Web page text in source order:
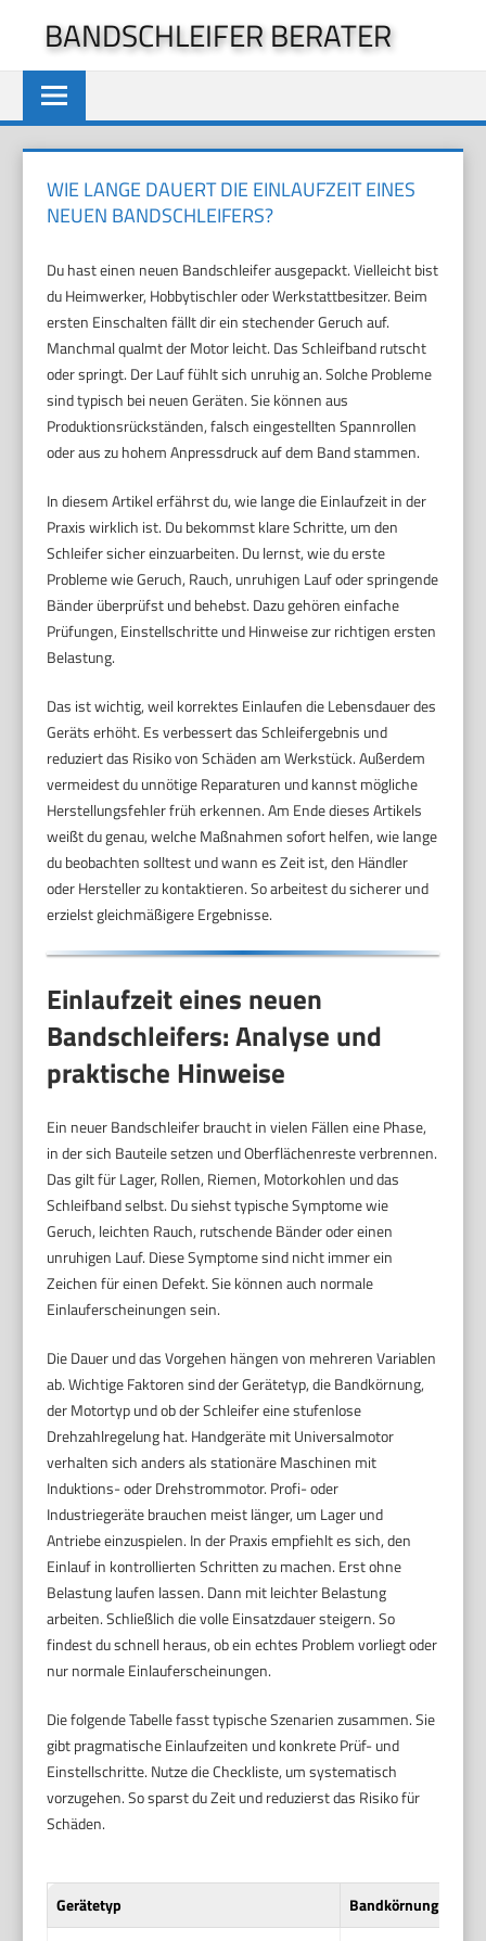
springen
BANDSCHLEIFER BERATER
WIE LANGE DAUERT DIE EINLAUFZEIT EINES
NEUEN BANDSCHLEIFERS?
Du hast einen neuen Bandschleifer ausgepackt. Vielleicht bist
du Heimwerker, Hobbytischler oder Werkstattbesitzer. Beim
ersten Einschalten fällt dir ein stechender Geruch auf.
Manchmal qualmt der Motor leicht. Das Schleifband rutscht
oder springt. Der Lauf fühlt sich unruhig an. Solche Probleme
sind typisch bei neuen Geräten. Sie können aus
Produktionsrückständen, falsch eingestellten Spannrollen
oder aus zu hohem Anpressdruck auf dem Band stammen.
In diesem Artikel erfährst du, wie lange die Einlaufzeit in der
Praxis wirklich ist. Du bekommst klare Schritte, um den
Schleifer sicher einzuarbeiten. Du lernst, wie du erste
Probleme wie Geruch, Rauch, unruhigen Lauf oder springende
Bänder überprüfst und behebst. Dazu gehören einfache
Prüfungen, Einstellschritte und Hinweise zur richtigen ersten
Belastung.
Das ist wichtig, weil korrektes Einlaufen die Lebensdauer des
Geräts erhöht. Es verbessert das Schleifergebnis und
reduziert das Risiko von Schäden am Werkstück. Außerdem
vermeidest du unnötige Reparaturen und kannst mögliche
Herstellungsfehler früh erkennen. Am Ende dieses Artikels
weißt du genau, welche Maßnahmen sofort helfen, wie lange
du beobachten solltest und wann es Zeit ist, den Händler
oder Hersteller zu kontaktieren. So arbeitest du sicherer und
erzielst gleichmäßigere Ergebnisse.
Einlaufzeit eines neuen
Bandschleifers: Analyse und
praktische Hinweise
Ein neuer Bandschleifer braucht in vielen Fällen eine Phase,
in der sich Bauteile setzen und Oberflächenreste verbrennen.
Das gilt für Lager, Rollen, Riemen, Motorkohlen und das
Schleifband selbst. Du siehst typische Symptome wie
Geruch, leichten Rauch, rutschende Bänder oder einen
unruhigen Lauf. Diese Symptome sind nicht immer ein
Zeichen für einen Defekt. Sie können auch normale
Einlauferscheinungen sein.
Die Dauer und das Vorgehen hängen von mehreren Variablen
ab. Wichtige Faktoren sind der Gerätetyp, die Bandkörnung,
der Motortyp und ob der Schleifer eine stufenlose
Drehzahlregelung hat. Handgeräte mit Universalmotor
verhalten sich anders als stationäre Maschinen mit
Induktions- oder Drehstrommotor. Profi- oder
Industriegeräte brauchen meist länger, um Lager und
Antriebe einzuspielen. In der Praxis empfiehlt es sich, den
Einlauf in kontrollierten Schritten zu machen. Erst ohne
Belastung laufen lassen. Dann mit leichter Belastung
arbeiten. Schließlich die volle Einsatzdauer steigern. So
findest du schnell heraus, ob ein echtes Problem vorliegt oder
nur normale Einlauferscheinungen.
Die folgende Tabelle fasst typische Szenarien zusammen. Sie
gibt pragmatische Einlaufzeiten und konkrete Prüf- und
Einstellschritte. Nutze die Checkliste, um systematisch
vorzugehen. So sparst du Zeit und reduzierst das Risiko für
Schäden.
Gerätetyp Bandkörnung